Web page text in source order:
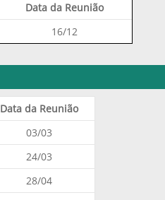
Data da Reunião
16/12
Data da Reunião
03/03
24/03
28/04